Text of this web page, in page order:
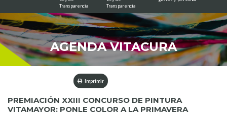
Transparencia
Transparencia
AGENDA VITACURA
Imprimir
PREMIACIÓN XXIII CONCURSO DE PINTURA
VITAMAYOR: PONLE COLOR A LA PRIMAVERA